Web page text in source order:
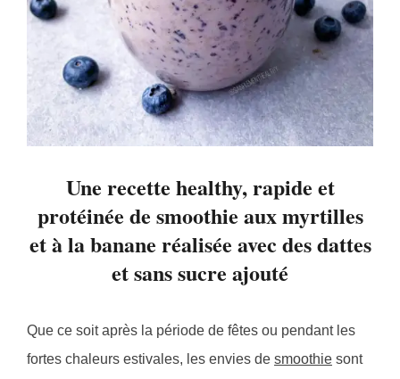
Une recette healthy, rapide et
protéinée de smoothie aux myrtilles
et à la banane réalisée avec des dattes
et sans sucre ajouté
Que ce soit après la période de fêtes ou pendant les
fortes chaleurs estivales, les envies de smoothie sont